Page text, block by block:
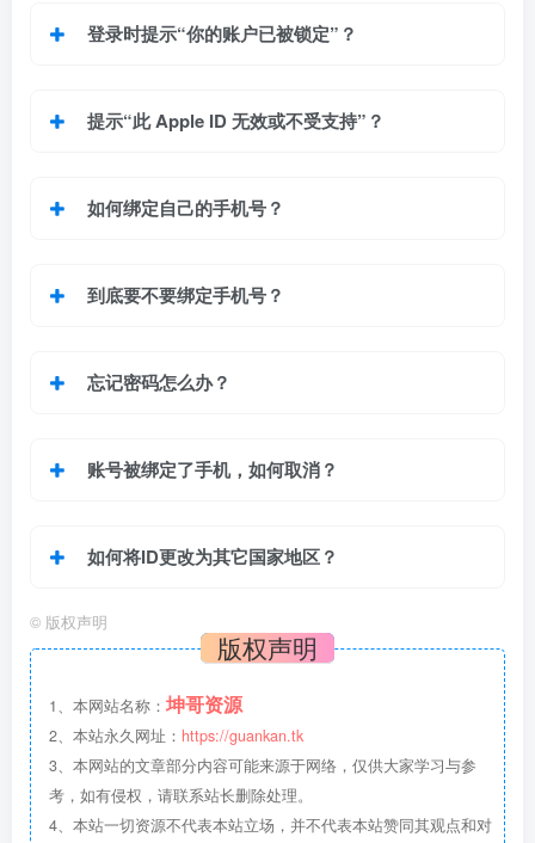
登录时提示“你的账户已被锁定”？
提示“此 Apple ID 无效或不受支持”？
如何绑定自己的手机号？
到底要不要绑定手机号？
忘记密码怎么办？
账号被绑定了手机，如何取消？
如何将ID更改为其它国家地区？
© 版权声明
版权声明
1、本网站名称： 坤哥资源
2、本站永久网址： https://guankan.tk
3、本网站的文章部分内容可能来源于网络，仅供大家学习与参
考，如有侵权，请联系站长删除处理。
4、本站一切资源不代表本站立场，并不代表本站赞同其观点和对